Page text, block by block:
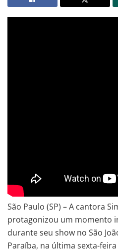
São Paulo (SP) – A cantora
protagonizou um
durante seu show no São
Paraíba, na última sexta-feira